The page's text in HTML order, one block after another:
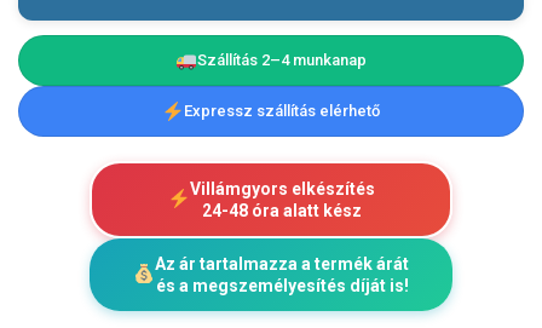
Szállítás 2–4 munkanap
Expressz szállítás elérhető
Villámgyors elkészítés
24-48 óra alatt kész
Az ár tartalmazza a termék árát
és a megszemélyesítés díját is!